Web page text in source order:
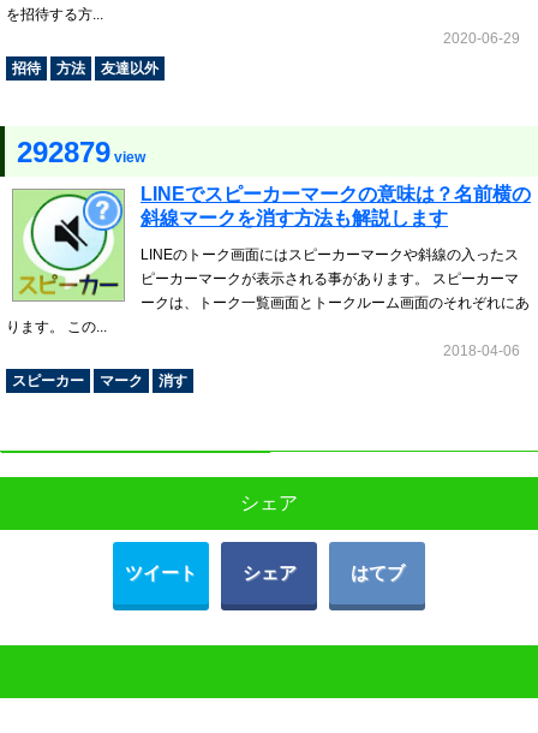
を招待する方...
2020-06-29
招待
方法 友達以外
292879 view
LINEでスピーカーマークの意味は？名前横の
斜線マークを消す方法も解説します
LINEのトーク画面にはスピーカーマークや斜線の入ったス
ピーカーマークが表示される事があります。 スピーカーマ
ークは、トーク一覧画面とトークルーム画面のそれぞれにあ
ります。 この...
2018-04-06
スピーカー
マーク 消す
シェア
ツイート シェア はてブ